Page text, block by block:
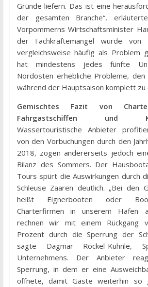
Gründe liefern. Das ist eine
der gesamten Branche“,
Vorpommerns Wirtschaftsminister
der Fachkräftemangel wurde von
vergleichsweise häufig als Problem
hat mindestens jedes fünfte
Nordosten erhebliche Probleme,
während der Hauptsaison komplett zu
Gemischtes Fazit von
Fahrgastschiffen und
Wassertouristische Anbieter
von den Vorbuchungen durch den
2018, zogen andererseits jedoch
Bilanz des Sommers. Der
Tours spürt die Auswirkungen durch
Schleuse Zaaren deutlich. „Bei den
heißt Eignerbooten oder
Charterfirmen in unserem Hafen
rechnen wir mit einem Rückgang
Prozent durch die Sperrung der
sagte Dagmar Rockel-Kuhnle,
Unternehmens. Der Anbieter
Sperrung, in dem er eine
öffnete, damit Gäste weiterhin so